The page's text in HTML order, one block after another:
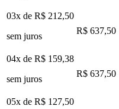
03x de R$ 212,50
sem juros
R$ 637,50
04x de R$ 159,38
sem juros
R$ 637,50
05x de R$ 127,50